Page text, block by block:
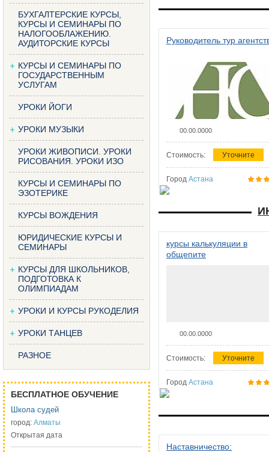
БУХГАЛТЕРСКИЕ КУРСЫ,
КУРСЫ И СЕМИНАРЫ ПО
НАЛОГООБЛАЖЕНИЮ.
АУДИТОРСКИЕ КУРСЫ
КУРСЫ И СЕМИНАРЫ ПО
ГОСУДАРСТВЕННЫМ
УСЛУГАМ
УРОКИ ЙОГИ
УРОКИ МУЗЫКИ
УРОКИ ЖИВОПИСИ. УРОКИ
РИСОВАНИЯ. УРОКИ ИЗО
КУРСЫ И СЕМИНАРЫ ПО
ЭЗОТЕРИКЕ
КУРСЫ ВОЖДЕНИЯ
ЮРИДИЧЕСКИЕ КУРСЫ И
СЕМИНАРЫ
КУРСЫ ДЛЯ ШКОЛЬНИКОВ,
ПОДГОТОВКА К
ОЛИМПИАДАМ
УРОКИ И КУРСЫ РУКОДЕЛИЯ
УРОКИ ТАНЦЕВ
РАЗНОЕ
БЕСПЛАТНОЕ ОБУЧЕНИЕ
Школа судей
город: Алматы
Открытая дата
Руководитель тур
00.00.0000
Стоимость: Уточните
Город Астана
курсы калькуляции в
общепите
00.00.0000
Стоимость: Уточните
Город Астана
Наставничество: